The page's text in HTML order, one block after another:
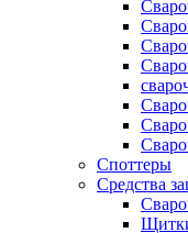
Споттеры
Средства